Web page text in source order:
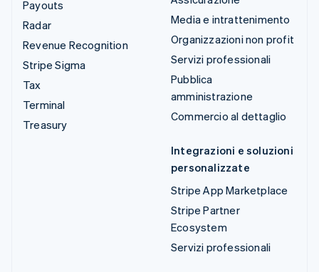
Payouts
Radar
Revenue Recognition
Stripe Sigma
Tax
Terminal
Treasury
Media e intrattenimento
Organizzazioni non profit
Servizi professionali
Pubblica
amministrazione
Commercio al dettaglio
Integrazioni e soluzioni
personalizzate
Stripe App Marketplace
Stripe Partner
Ecosystem
Servizi professionali